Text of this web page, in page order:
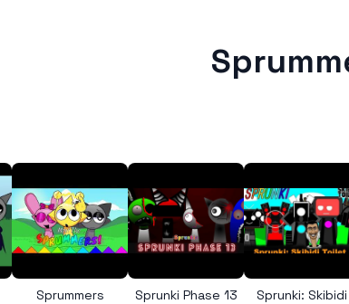
Sprummers Sprunki Phase 13
Sprunki: Skibidi